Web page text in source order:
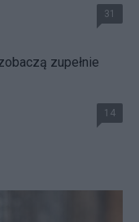
31
zupełnie
14